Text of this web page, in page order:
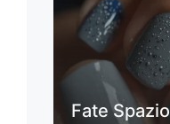
Fate